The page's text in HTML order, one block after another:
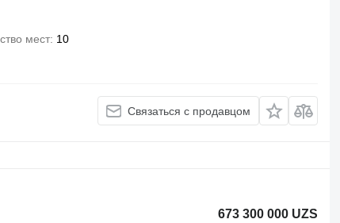
мест 10
Связаться с продавцом
673 300 000 UZS